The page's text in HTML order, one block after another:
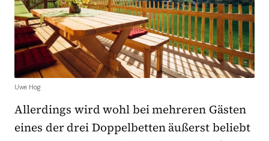
Uwe Hog
Allerdings wird wohl bei mehreren Gästen
eines der drei Doppelbetten äußerst beliebt